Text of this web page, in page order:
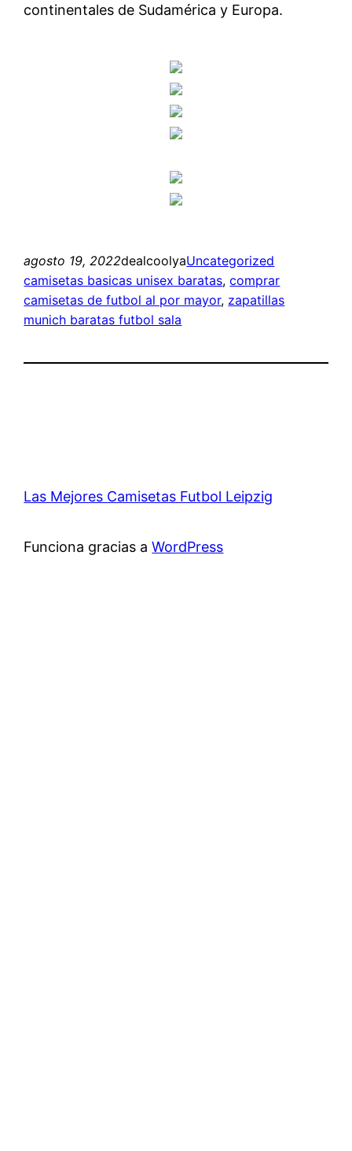
continentales de Sudamérica y Europa.
agosto 19, 2022dealcoolyaUncategorized
camisetas basicas unisex baratas, comprar
camisetas de futbol al por mayor, zapatillas
munich baratas futbol sala
Las Mejores Camisetas Futbol Leipzig
Funciona gracias aWordPress